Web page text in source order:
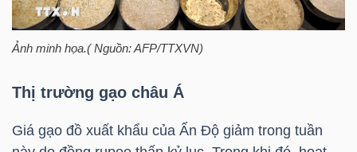
Ảnh minh họa.( Nguồn: AFP/TTXVN)
Thị trường gạo châu Á
Giá gạo đồ xuất khẩu của Ấn Độ giảm trong tuần
HÀNG
TẾ